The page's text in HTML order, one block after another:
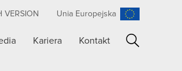
VERSION Unia Europejska
Kariera Kontakt